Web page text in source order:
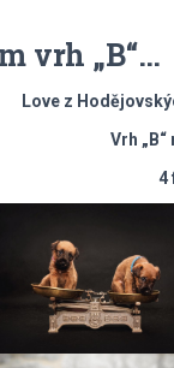
vrh „B“…
Love z
Vrh
4